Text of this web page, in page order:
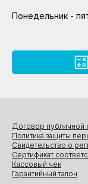
Понедельник -
Договор публичной
Политика защиты
Свидетельство о
Сертификат
Кассовый чек
Гарантийный талон